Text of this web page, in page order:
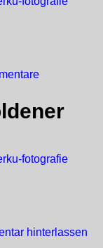
fotografie
hinterlassen